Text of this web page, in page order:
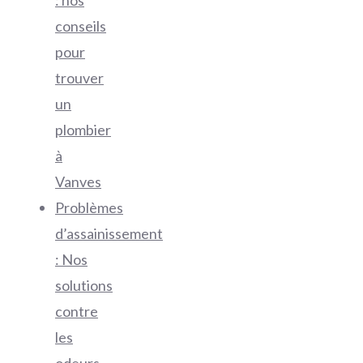
conseils
pour
trouver
un
plombier
à
Vanves
Problèmes
d’assainissement
: Nos
solutions
contre
les